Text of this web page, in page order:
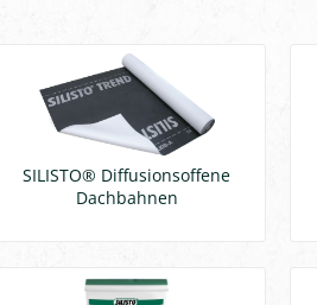
SILISTO® Diffusionsoffene
Dachbahnen